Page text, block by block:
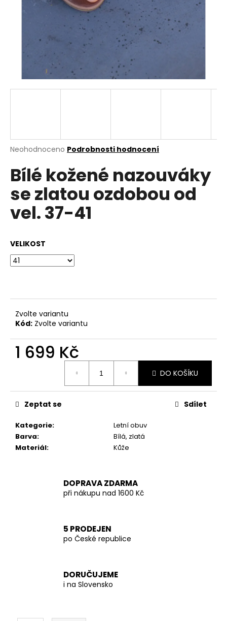
Průměrné
produktu
je
z
hvězdiček.
Neohodnoceno Podrobnosti hodnocení
Bílé kožené nazouváky
se zlatou ozdobou od
vel. 37-41
VELIKOST
Zvolte variantu
Kód: Zvolte variantu
1 699 Kč
DO KOŠÍKU
Kategorie:
Letní obuv
Barva:
Bílá, zlatá
Materiál: Kůže
Zeptat se Sdílet
DOPRAVA ZDARMA
při nákupu nad 1600 Kč
5 PRODEJEN
po České republice
DORUČUJEME
i na Slovensko
o
p
o
r
u
u
j
e
BÉŽOVÁ
PODZIMNÍ
VEL.
M,
Kč